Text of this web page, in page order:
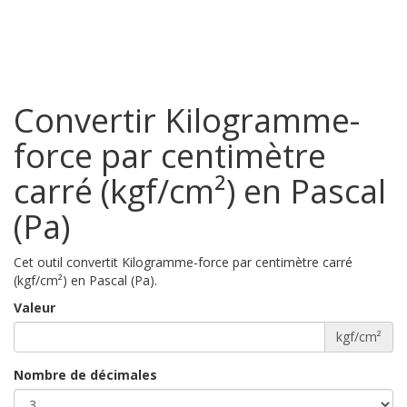
Convertir Kilogramme-
force par centimètre
carré (kgf/cm²) en Pascal
(Pa)
Cet outil convertit Kilogramme-force par centimètre carré
(kgf/cm²) en Pascal (Pa).
Valeur
kgf/cm²
Nombre de décimales